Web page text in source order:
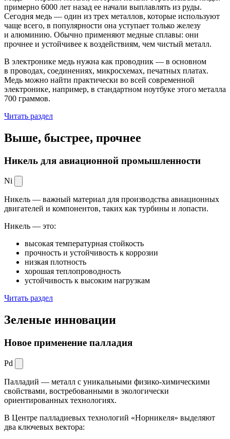
примерно 6000 лет назад ее начали выплавлять из руды.
Сегодня медь — один из трех металлов, которые используют
чаще всего, в популярности она уступает только железу
и алюминию. Обычно применяют медные сплавы: они
прочнее и устойчивее к воздействиям, чем чистый металл.
В электронике медь нужна как проводник — в основном
в проводах, соединениях, микросхемах, печатных платах.
Медь можно найти практически во всей современной
электронике, например, в стандартном ноутбуке этого металла
700 граммов.
Читать раздел
Выше, быстрее, прочнее
Никель для авиационной промышленности
Ni
Никель — важный материал для производства авиационных
двигателей и компонентов, таких как турбины и лопасти.
Никель — это:
высокая температурная стойкость
прочность и устойчивость к коррозии
низкая плотность
хорошая теплопроводность
устойчивость к высоким нагрузкам
Читать раздел
Зеленые инновации
Новое применение палладия
Pd
Палладий — металл с уникальными физико-химическими
свойствами, востребованными в экологически
ориентированных технологиях.
В Центре палладиевых технологий «Норникеля» выделяют
два ключевых вектора: